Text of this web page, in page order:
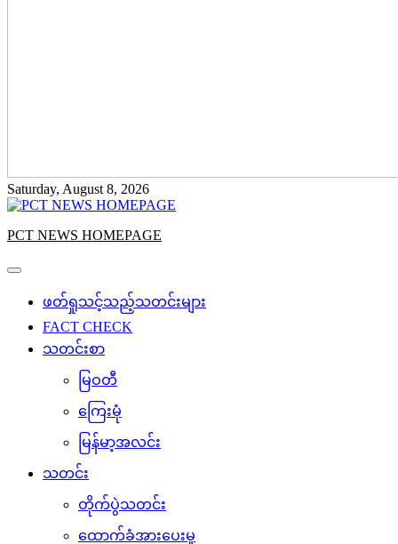
Saturday, August 8, 2026
PCT NEWS HOMEPAGE
ဖတ်ရှုသင့်သည့်သတင်းများ
FACT CHECK
သတင်းစာ
မြဝတီ
ကြေးမုံ
မြန်မာ့အလင်း
သတင်း
တိုက်ပွဲသတင်း
ထောက်ခံအားပေးမှု